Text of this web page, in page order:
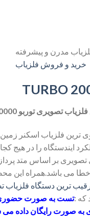
مدرن و پیشرفته
فلزیاب تصویری توربو 20000
تصویری توربو 20000 شما دارای قوی
را در هیج کجای
20000 از سری دستگاه های
می باشد.همراه این
ترین دستگاه فلزیاب
که :تست به صورت حضوری
صورت رایگان داده می